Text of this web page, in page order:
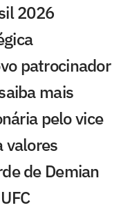
2026
patrocinador
mais
pelo vice
valores
de Demian